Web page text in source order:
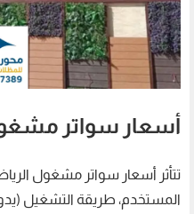
أسعار سواتر
تتأثر أسعار سواتر مشغول
المستخدم، طريقة التشغيل (يدوي